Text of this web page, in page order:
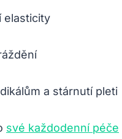
elasticity
a stárnutí pleti
své každodenní péče